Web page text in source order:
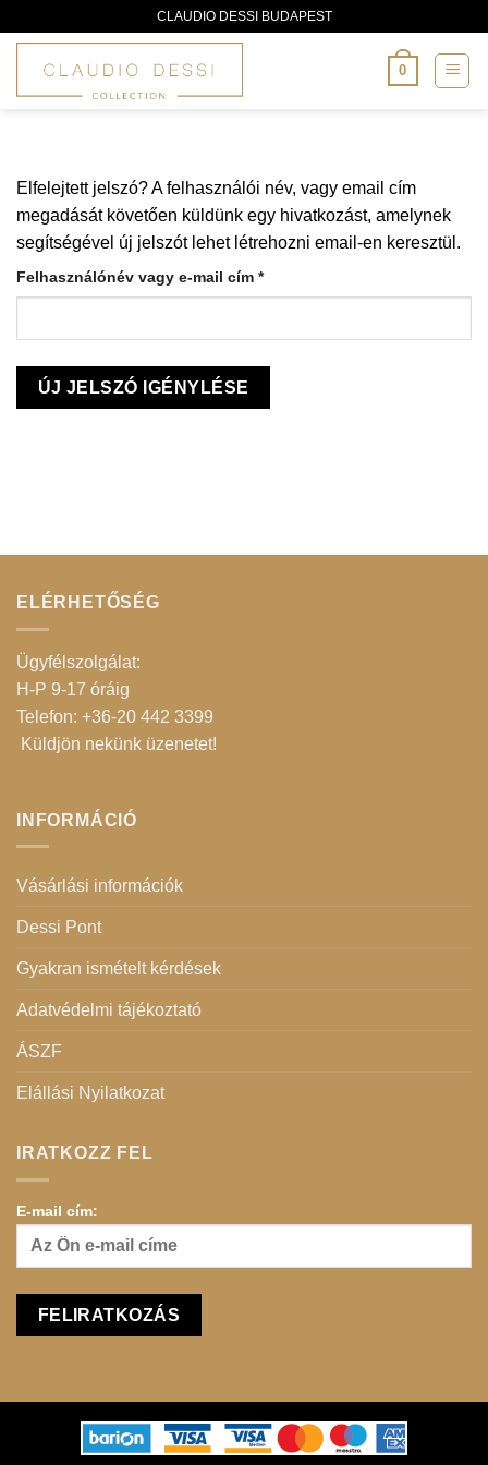
content
CLAUDIO DESSI BUDAPEST
0
Elfelejtett jelszó? A felhasználói név, vagy email cím
megadását követően küldünk egy hivatkozást, amelynek
segítségével új jelszót lehet létrehozni email-en keresztül.
Felhasználónév vagy e-mail cím *Kötelező
ÚJ JELSZÓ IGÉNYLÉSE
ELÉRHETŐSÉG
Ügyfélszolgálat:
H-P 9-17 óráig
Telefon: +36-20 442 3399
Küldjön nekünk üzenetet!
INFORMÁCIÓ
Vásárlási információk
Dessi Pont
Gyakran ismételt kérdések
Adatvédelmi tájékoztató
ÁSZF
Elállási Nyilatkozat
IRATKOZZ FEL
E-mail cím: